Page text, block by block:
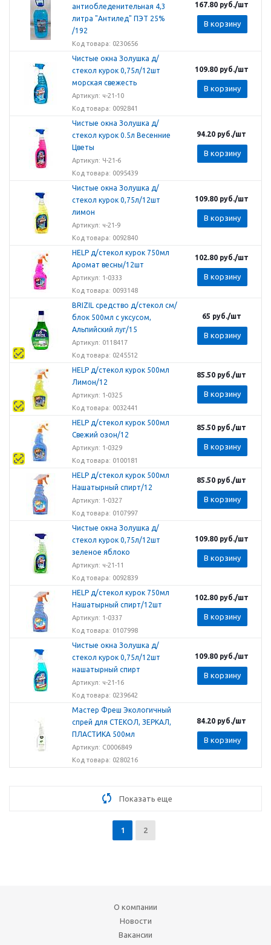
антиобледенительная 4,3
литра "Антилед" ПЭТ 25%
/192
Код товара: 0230656
167.80руб./шт
В корзину
Чистые окна Золушка д/
стекол курок 0,75л/12шт
морская свежесть
Артикул: ч-21-10
Код товара: 0092841
109.80руб./шт
В корзину
Чистые окна Золушка д/
стекол курок 0.5л Весенние
Цветы
Артикул: Ч-21-6
Код товара: 0095439
94.20 руб./шт
В корзину
Чистые окна Золушка д/
стекол курок 0,75л/12шт
лимон
Артикул: ч-21-9
Код товара: 0092840
109.80руб./шт
В корзину
HELP д/стекол курок 750мл
Аромат весны/12шт
Артикул: 1-0333
Код товара: 0093148
102.80руб./шт
В корзину
BRIZIL средство д/стекол см/
блок 500мл с уксусом,
Альпийский луг/15
Артикул: 0118417
Код товара: 0245512
65 руб./шт
В корзину
HELP д/стекол курок 500мл
Лимон/12
Артикул: 1-0325
Код товара: 0032441
85.50 руб./шт
В корзину
HELP д/стекол курок 500мл
Свежий озон/12
Артикул: 1-0329
Код товара: 0100181
85.50 руб./шт
В корзину
HELP д/стекол курок 500мл
Нашатырный спирт/12
Артикул: 1-0327
Код товара: 0107997
85.50 руб./шт
В корзину
Чистые окна Золушка д/
стекол курок 0,75л/12шт
зеленое яблоко
Артикул: ч-21-11
Код товара: 0092839
109.80руб./шт
В корзину
HELP д/стекол курок 750мл
Нашатырный спирт/12шт
Артикул: 1-0337
Код товара: 0107998
102.80руб./шт
В корзину
Чистые окна Золушка д/
стекол курок 0,75л/12шт
нашатырный спирт
Артикул: ч-21-16
Код товара: 0239642
109.80руб./шт
В корзину
Мастер Фреш Экологичный
спрей для СТЕКОЛ, ЗЕРКАЛ,
ПЛАСТИКА 500мл
Артикул: С0006849
Код товара: 0280216
84.20 руб./шт
В корзину
Показать еще
1 2
О компании
Новости
Вакансии